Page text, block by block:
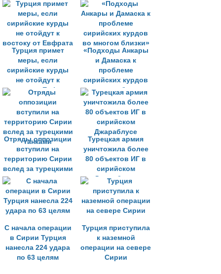
Турция примет
меры, если
сирийские курды
не отойдут к
востоку от Евфрата
«Подходы Анкары
и Дамаска к
проблеме
сирийских курдов
во многом близки»
Отряды оппозиции
вступили на
территорию Сирии
вслед за турецкими
танками
Турецкая армия
уничтожила более
80 объектов ИГ в
сирийском
Джараблусе
С начала операции
в Сирии Турция
нанесла 224 удара
по 63 целям
Турция приступила
к наземной
операции на севере
Сирии